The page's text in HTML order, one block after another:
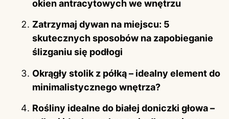
okien antracytowych we wnętrzu
Zatrzymaj dywan na miejscu: 5
skutecznych sposobów na zapobieganie
ślizganiu się podłogi
Okrągły stolik z półką – idealny element do
minimalistycznego wnętrza?
Rośliny idealne do białej doniczki głowa –